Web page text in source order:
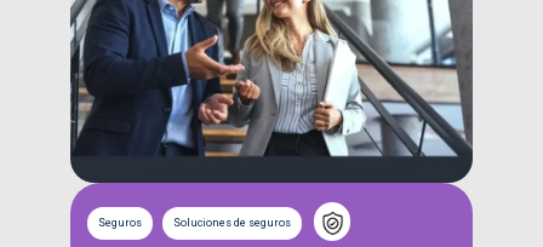
Seguros Soluciones de seguros